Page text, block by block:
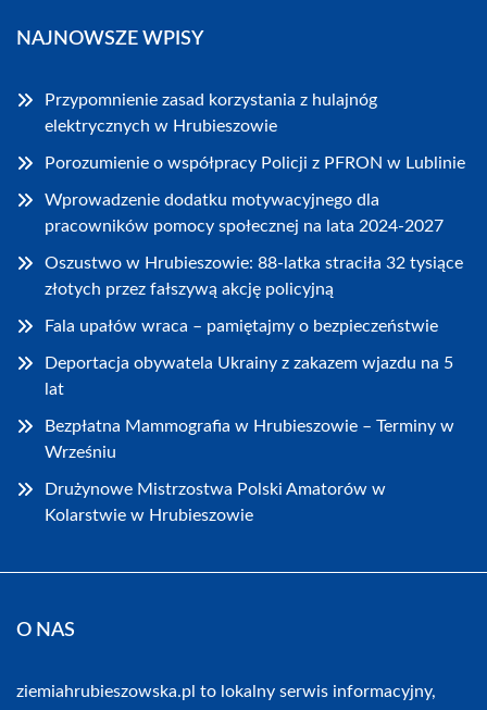
NAJNOWSZE WPISY
Przypomnienie zasad korzystania z hulajnóg
elektrycznych w Hrubieszowie
Porozumienie o współpracy Policji z PFRON w Lublinie
Wprowadzenie dodatku motywacyjnego dla
pracowników pomocy społecznej na lata 2024-2027
Oszustwo w Hrubieszowie: 88-latka straciła 32 tysiące
złotych przez fałszywą akcję policyjną
Fala upałów wraca – pamiętajmy o bezpieczeństwie
Deportacja obywatela Ukrainy z zakazem wjazdu na 5
lat
Bezpłatna Mammografia w Hrubieszowie – Terminy w
Wrześniu
Drużynowe Mistrzostwa Polski Amatorów w
Kolarstwie w Hrubieszowie
O NAS
ziemiahrubieszowska.pl to lokalny serwis informacyjny,